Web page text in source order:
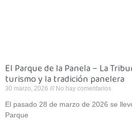
El Parque de la Panela – La
turismo y la tradición panelera
30 marzo, 2026 No hay comentarios
El pasado 28 de marzo de 2026 se
Parque